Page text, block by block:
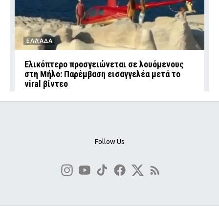
ΕΛΛΑΔΑ
Ελικόπτερο προσγειώνεται σε λουόμενους
στη Μήλο: Παρέμβαση εισαγγελέα μετά το
viral βίντεο
Follow Us